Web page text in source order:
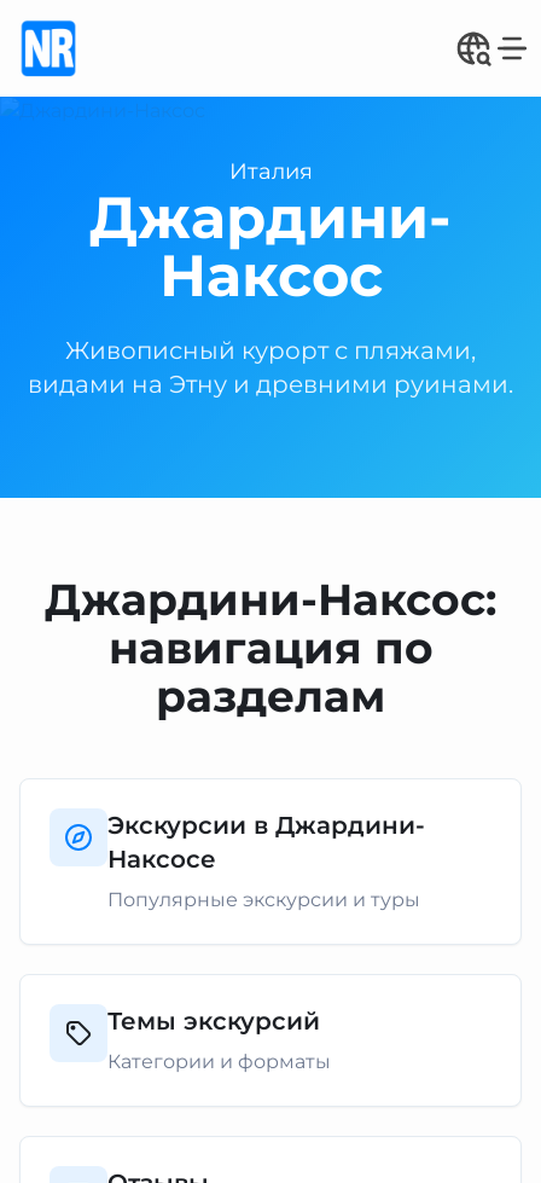
Италия
Джардини-
Наксос
Живописный курорт с пляжами,
видами на Этну и древними руинами.
Джардини-Наксос:
навигация по
разделам
Экскурсии в Джардини-
Наксосе
Популярные экскурсии и туры
Темы экскурсий
Категории и форматы